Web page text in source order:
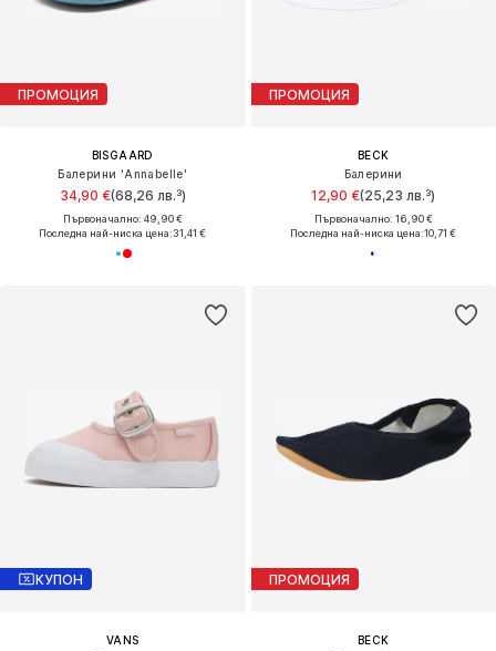
ПРОМОЦИЯ
BISGAARD
Балерини 'Annabelle'
34,90 €(68,26 лв.³)
Първоначално: 49,90 €
Последна най-ниска цена:31,41 €
ПРОМОЦИЯ
BECK
Балерини
12,90 €(25,23 лв.³)
Първоначално: 16,90 €
Последна най-ниска цена:10,71 €
КУПОН
VANS
ПРОМОЦИЯ
BECK